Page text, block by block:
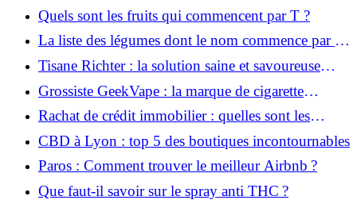
Quels sont les fruits qui commencent par T ?
La liste des légumes dont le nom commence par la
lettre I
Tisane Richter : la solution saine et savoureuse
pour une perte de poids réussie
Grossiste GeekVape : la marque de cigarette
électronique qui fait fureur
Rachat de crédit immobilier : quelles sont les
chances de l’obtenir ?
CBD à Lyon : top 5 des boutiques incontournables
Paros : Comment trouver le meilleur Airbnb ?
Que faut-il savoir sur le spray anti THC ?